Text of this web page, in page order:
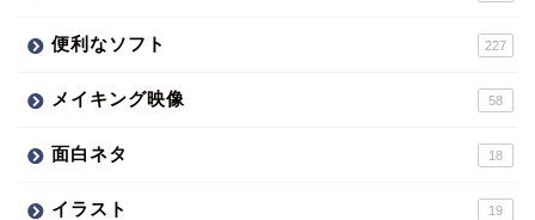
便利なソフト 227
メイキング映像 58
面白ネタ 18
イラスト 19